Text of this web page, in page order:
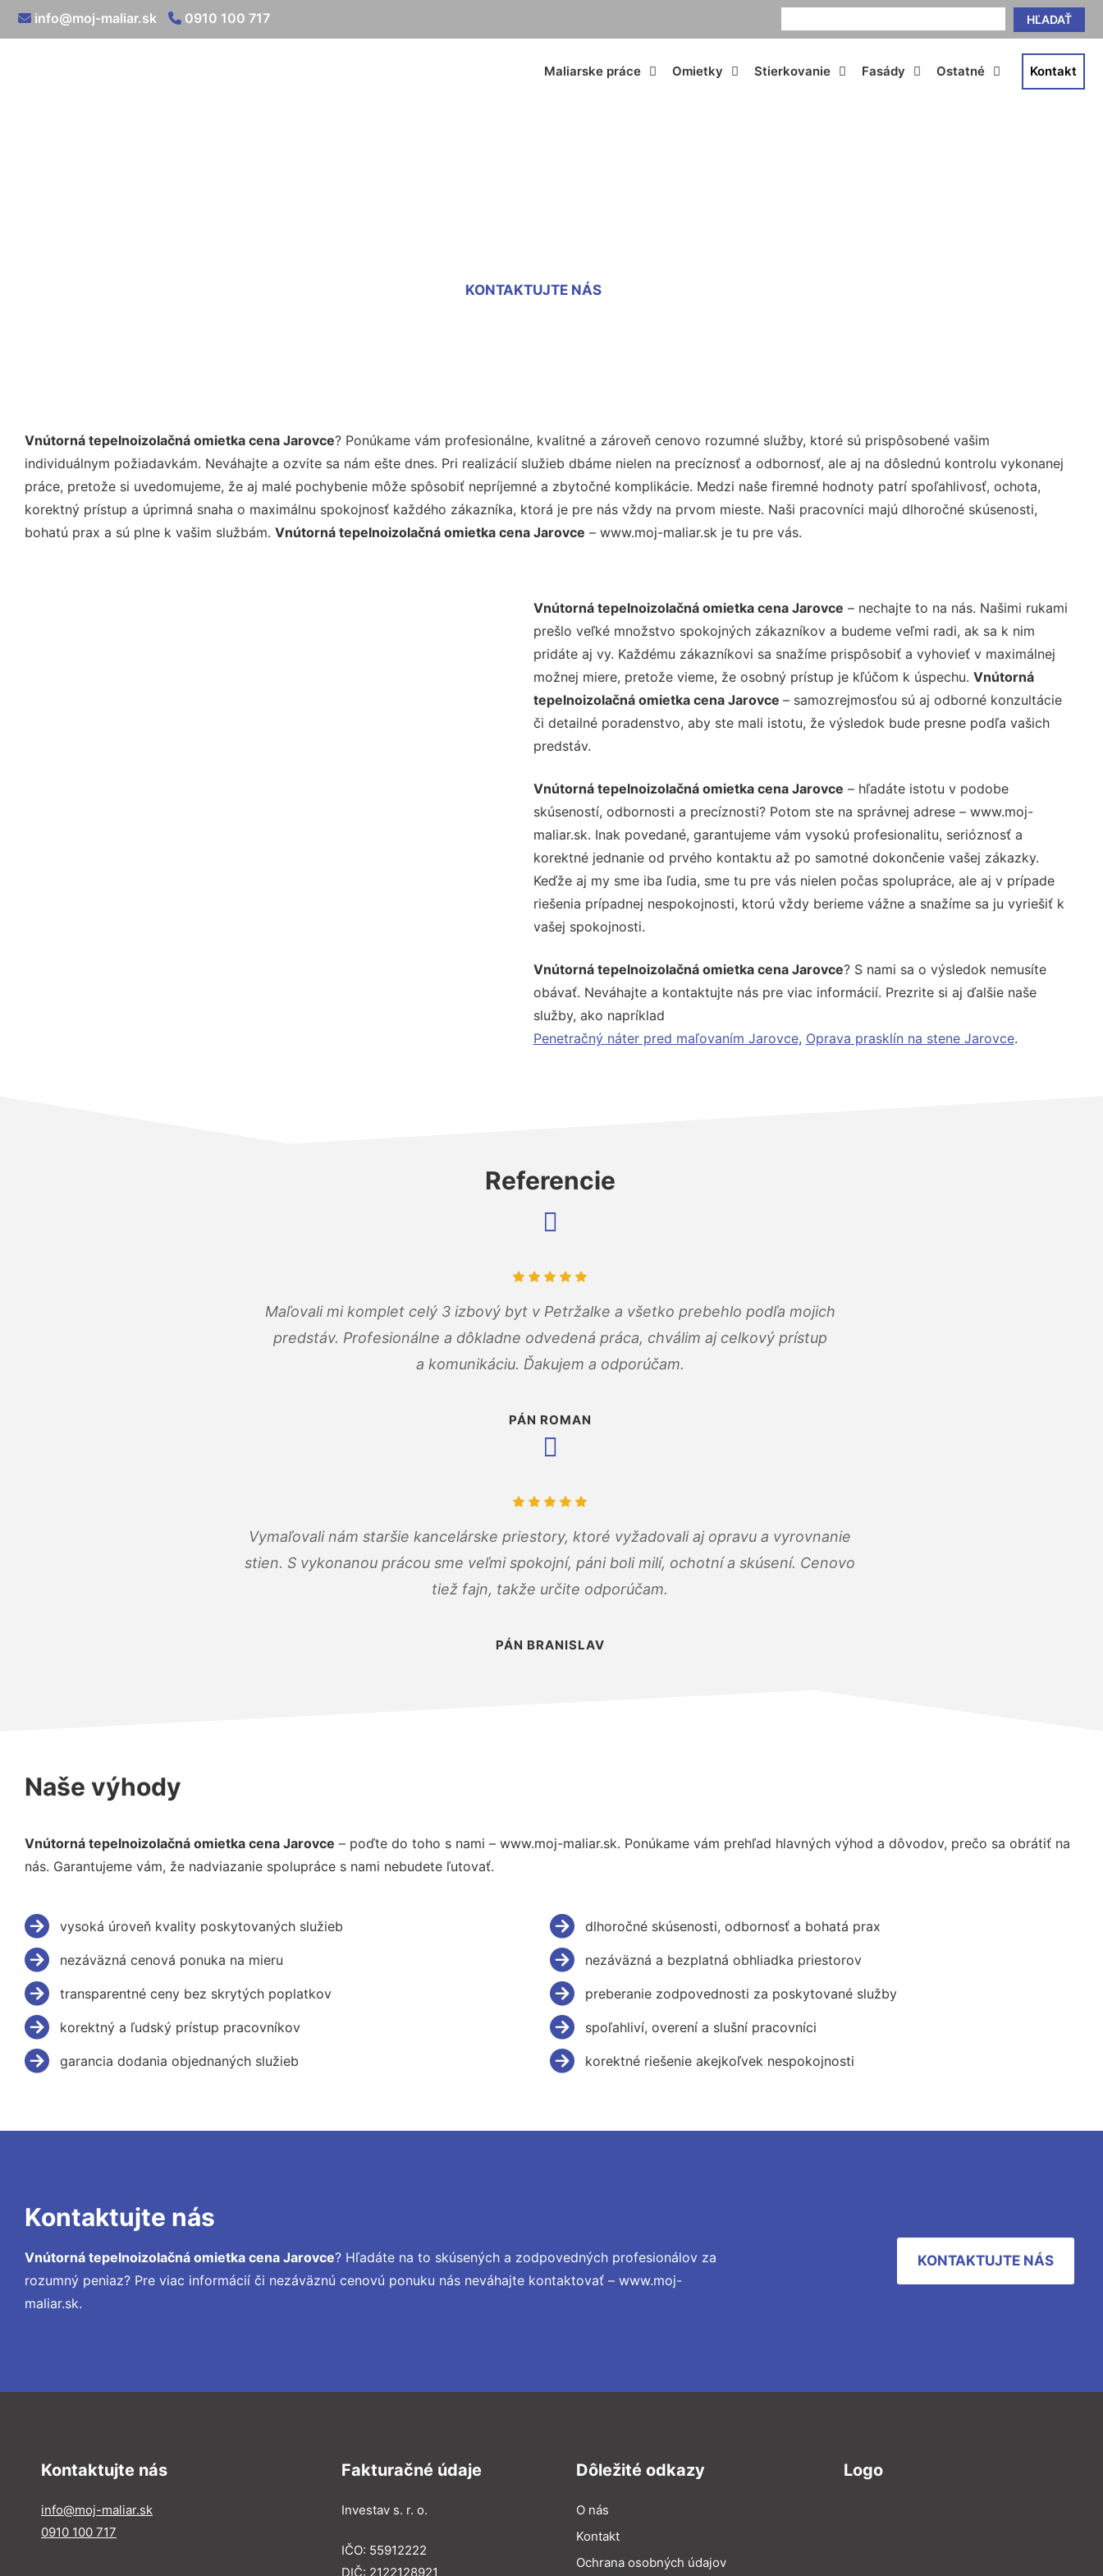
HĽADAŤ
info@moj-maliar.sk 0910 100 717
Maliarske práce Omietky Stierkovanie Fasády Ostatné Kontakt
KONTAKTUJTE NÁS
Vnútorná tepelnoizolačná omietka cena Jarovce? Ponúkame vám profesionálne, kvalitné a zároveň cenovo rozumné služby, ktoré sú prispôsobené vašim
individuálnym požiadavkám. Neváhajte a ozvite sa nám ešte dnes. Pri realizácií služieb dbáme nielen na precíznosť a odbornosť, ale aj na dôslednú kontrolu vykonanej
práce, pretože si uvedomujeme, že aj malé pochybenie môže spôsobiť nepríjemné a zbytočné komplikácie. Medzi naše firemné hodnoty patrí spoľahlivosť, ochota,
korektný prístup a úprimná snaha o maximálnu spokojnosť každého zákazníka, ktorá je pre nás vždy na prvom mieste. Naši pracovníci majú dlhoročné skúsenosti,
bohatú prax a sú plne k vašim službám. Vnútorná tepelnoizolačná omietka cena Jarovce – www.moj-maliar.sk je tu pre vás.
Vnútorná tepelnoizolačná omietka cena Jarovce – nechajte to na nás. Našimi rukami
prešlo veľké množstvo spokojných zákazníkov a budeme veľmi radi, ak sa k nim
pridáte aj vy. Každému zákazníkovi sa snažíme prispôsobiť a vyhovieť v maximálnej
možnej miere, pretože vieme, že osobný prístup je kľúčom k úspechu. Vnútorná
tepelnoizolačná omietka cena Jarovce – samozrejmosťou sú aj odborné konzultácie
či detailné poradenstvo, aby ste mali istotu, že výsledok bude presne podľa vašich
predstáv.
Vnútorná tepelnoizolačná omietka cena Jarovce – hľadáte istotu v podobe
skúseností, odbornosti a precíznosti? Potom ste na správnej adrese – www.moj-
maliar.sk. Inak povedané, garantujeme vám vysokú profesionalitu, serióznosť a
korektné jednanie od prvého kontaktu až po samotné dokončenie vašej zákazky.
Keďže aj my sme iba ľudia, sme tu pre vás nielen počas spolupráce, ale aj v prípade
riešenia prípadnej nespokojnosti, ktorú vždy berieme vážne a snažíme sa ju vyriešiť k
vašej spokojnosti.
Vnútorná tepelnoizolačná omietka cena Jarovce? S nami sa o výsledok nemusíte
obávať. Neváhajte a kontaktujte nás pre viac informácií. Prezrite si aj ďalšie naše
služby, ako napríklad
Penetračný náter pred maľovaním Jarovce, Oprava prasklín na stene Jarovce.
Referencie
Maľovali mi komplet celý 3 izbový byt v Petržalke a všetko prebehlo podľa mojich
predstáv. Profesionálne a dôkladne odvedená práca, chválim aj celkový prístup
a komunikáciu. Ďakujem a odporúčam.
PÁN ROMAN
Vymaľovali nám staršie kancelárske priestory, ktoré vyžadovali aj opravu a vyrovnanie
stien. S vykonanou prácou sme veľmi spokojní, páni boli milí, ochotní a skúsení. Cenovo
tiež fajn, takže určite odporúčam.
PÁN BRANISLAV
Naše výhody
Vnútorná tepelnoizolačná omietka cena Jarovce – poďte do toho s nami – www.moj-maliar.sk. Ponúkame vám prehľad hlavných výhod a dôvodov, prečo sa obrátiť na
nás. Garantujeme vám, že nadviazanie spolupráce s nami nebudete ľutovať.
vysoká úroveň kvality poskytovaných služieb
nezáväzná cenová ponuka na mieru
transparentné ceny bez skrytých poplatkov
korektný a ľudský prístup pracovníkov
garancia dodania objednaných služieb
dlhoročné skúsenosti, odbornosť a bohatá prax
nezáväzná a bezplatná obhliadka priestorov
preberanie zodpovednosti za poskytované služby
spoľahliví, overení a slušní pracovníci
korektné riešenie akejkoľvek nespokojnosti
Kontaktujte nás
Vnútorná tepelnoizolačná omietka cena Jarovce? Hľadáte na to skúsených a zodpovedných profesionálov za
rozumný peniaz? Pre viac informácií či nezáväznú cenovú ponuku nás neváhajte kontaktovať – www.moj-
maliar.sk.
KONTAKTUJTE NÁS
Kontaktujte nás
info@moj-maliar.sk
0910 100 717
Fakturačné údaje
Investav s. r. o.
IČO: 55912222
DIČ: 2122128921
Dôležité odkazy
O nás
Kontakt
Ochrana osobných údajov
Logo